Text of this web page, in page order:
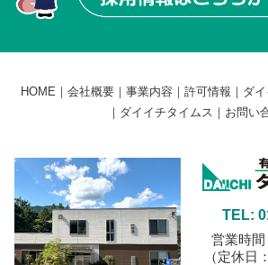
HOME ｜ 会社概要｜ 事業内容 ｜ 許可情報 ｜ ダ
｜ ダイイチタイムス ｜ お問い
TEL:
営業時間
（定休日